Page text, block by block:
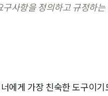
사항을 정의하고 규정하는
에게 가장 친숙한 도구이